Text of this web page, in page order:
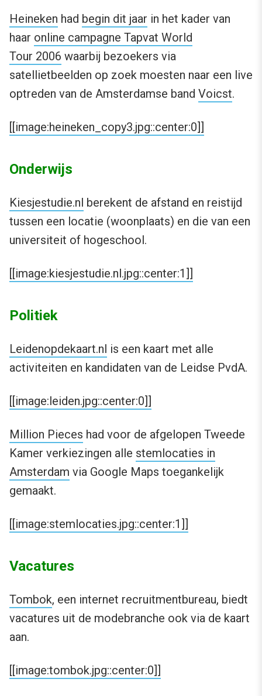
Heineken had begin dit jaar in het kader van
haar online campagne Tapvat World
Tour 2006 waarbij bezoekers via
satellietbeelden op zoek moesten naar een live
optreden van de Amsterdamse band Voicst.
[[image:heineken_copy3.jpg::center:0]]
Onderwijs
Kiesjestudie.nl berekent de afstand en reistijd
tussen een locatie (woonplaats) en die van een
universiteit of hogeschool.
[[image:kiesjestudie.nl.jpg::center:1]]
Politiek
Leidenopdekaart.nl is een kaart met alle
activiteiten en kandidaten van de Leidse PvdA.
[[image:leiden.jpg::center:0]]
Million Pieces had voor de afgelopen Tweede
Kamer verkiezingen alle stemlocaties in
Amsterdam via Google Maps toegankelijk
gemaakt.
[[image:stemlocaties.jpg::center:1]]
Vacatures
Tombok, een internet recruitmentbureau, biedt
vacatures uit de modebranche ook via de kaart
aan.
[[image:tombok.jpg::center:0]]